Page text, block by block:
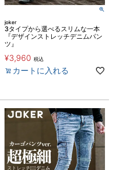
joker
3タイプから選べるスリムな一本
『デザインストレッチデニムパン
ツ』
¥3,960 税込
カートに入れる